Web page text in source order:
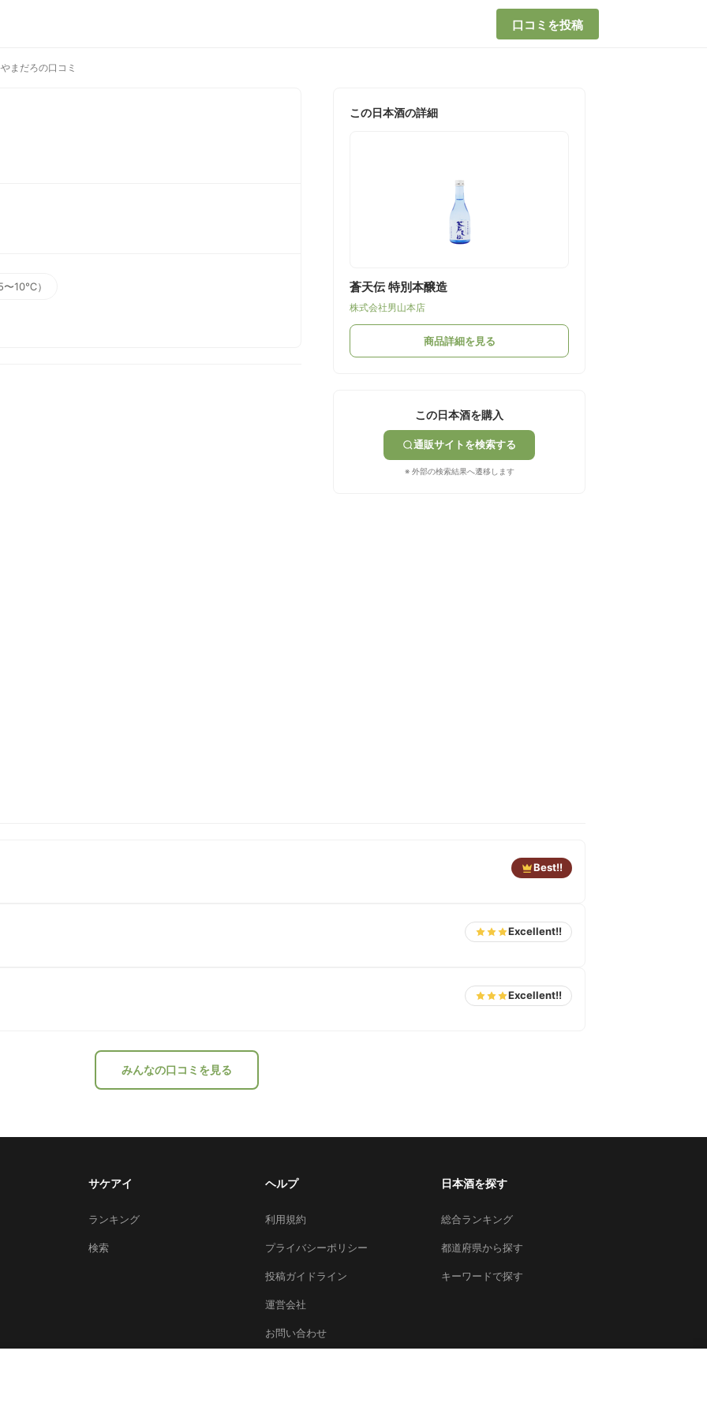
口コミを投稿
やまだろの口コミ
〜10℃）
この日本酒の詳細
蒼天伝 特別本醸造
株式会社男山本店
商品詳細を見る
この日本酒を購入
通販サイトを検索する
※ 外部の検索結果へ遷移します
Best!!
Excellent!!
Excellent!!
みんなの口コミを見る
サケアイ
ランキング
検索
ヘルプ
利用規約
プライバシーポリシー
投稿ガイドライン
運営会社
お問い合わせ
日本酒を探す
総合ランキング
都道府県から探す
キーワードで探す